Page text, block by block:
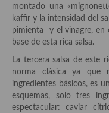
Aperitivos
Bebidas
Bocadillos,
demás
Entrantes y primeros
montado una
kaffir y la intensidad del
pimienta y el vinagre, en
base de esta rica salsa.
La tercera salsa de este
norma clásica ya que
ingredientes básicos, es
esquemas, solo tres
espectacular: caviar